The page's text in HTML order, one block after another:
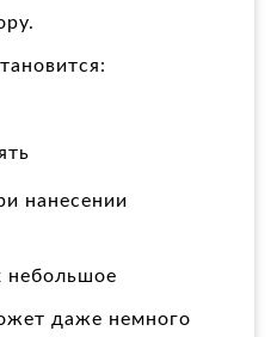
нанесении
небольшое
даже немного